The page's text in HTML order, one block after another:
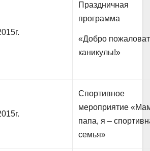
Праздничная
программа
«Добро
каникулы!»
Спортивное
мероприятие
папа, я –
семья»